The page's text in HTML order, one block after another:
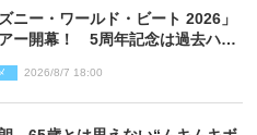
ズニー・ワールド・ビート 2026」
ー開幕！ 5周年記念は過去ハイ
2026/8/7 18:00